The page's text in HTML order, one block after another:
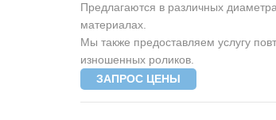
Предлагаются в различных
материалах.
Мы также предоставляем услугу
изношенных роликов.
ЗАПРОС ЦЕНЫ